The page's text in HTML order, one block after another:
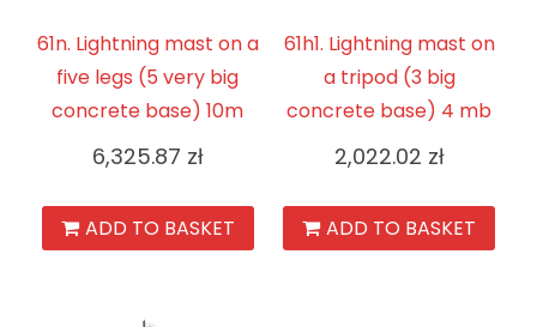
61n. Lightning mast on a
five legs (5 very big
concrete base) 10m
6,325.87 zł
ADD TO BASKET
61h1. Lightning mast on
a tripod (3 big
concrete base) 4 mb
2,022.02 zł
ADD TO BASKET